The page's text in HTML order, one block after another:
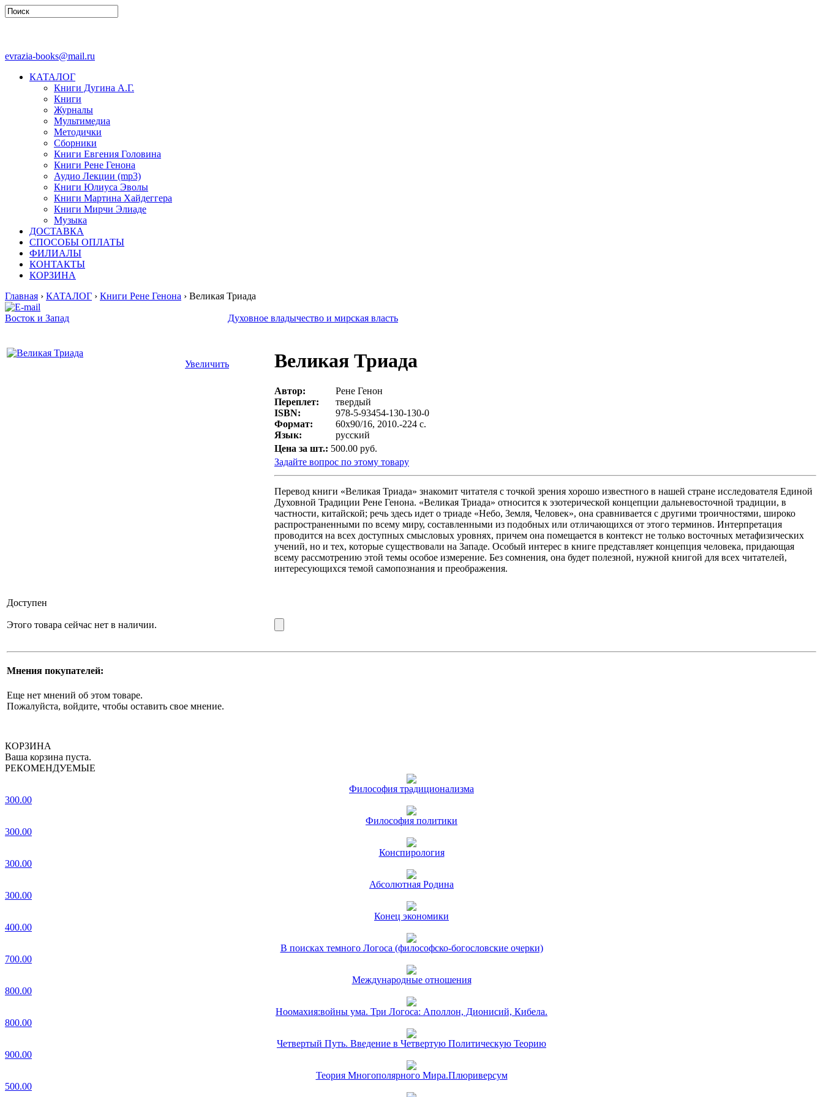
evrazia-books@mail.ru
КАТАЛОГ
Книги Дугина А.Г.
Книги
Журналы
Мультимедиа
Методички
Сборники
Книги Евгения Головина
Книги Рене Генона
Аудио Лекции (mp3)
Книги Юлиуса Эволы
Книги Мартина Хайдеггера
Книги Мирчи Элиаде
Музыка
ДОСТАВКА
СПОСОБЫ ОПЛАТЫ
ФИЛИАЛЫ
КОНТАКТЫ
КОРЗИНА
Главная › КАТАЛОГ › Книги Рене Генона › Великая Триада
Восток и Запад Духовное владычество и мирская власть
Увеличить Великая Триада
Автор:
Рене Генон
Переплет:
твердый
ISBN:
978-5-93454-130-130-0
Формат:
60х90/16, 2010.-224 с.
Язык:
русский
Цена за шт.: 500.00 руб.
Задайте вопрос по этому товару
Перевод книги «Великая Триада» знакомит читателя с точкой зрения хорошо известного в нашей стране исследователя Единой
Духовной Традиции Рене Генона. «Великая Триада» относится к эзотерической концепции дальневосточной традиции, в
частности, китайской; речь здесь идет о триаде «Небо, Земля, Человек», она сравнивается с другими троичностями, широко
распространенными по всему миру, составленными из подобных или отличающихся от этого терминов. Интерпретация
проводится на всех доступных смысловых уровнях, причем она помещается в контекст не только восточных метафизических
учений, но и тех, которые существовали на Западе. Особый интерес в книге представляет концепция человека, придающая
всему рассмотрению этой темы особое измерение. Без сомнения, она будет полезной, нужной книгой для всех читателей,
интересующихся темой самопознания и преображения.
Доступен
Этого товара сейчас нет в наличии.
Мнения покупателей:
Еще нет мнений об этом товаре.
Пожалуйста, войдите, чтобы оставить свое мнение.
КОРЗИНА
Ваша корзина пуста.
РЕКОМЕНДУЕМЫЕ
Философия традиционализма
300.00
Философия политики
300.00
Конспирология
300.00
Абсолютная Родина
300.00
Конец экономики
400.00
В поисках темного Логоса (философско-богословские очерки)
700.00
Международные отношения
800.00
Ноомахия:войны ума. Три Логоса: Аполлон, Дионисий, Кибела.
800.00
Четвертый Путь. Введение в Четвертую Политическую Теорию
900.00
Теория Многополярного Мира.Плюриверсум
500.00